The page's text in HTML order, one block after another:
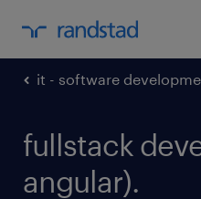
it - software
fullstack
angular).